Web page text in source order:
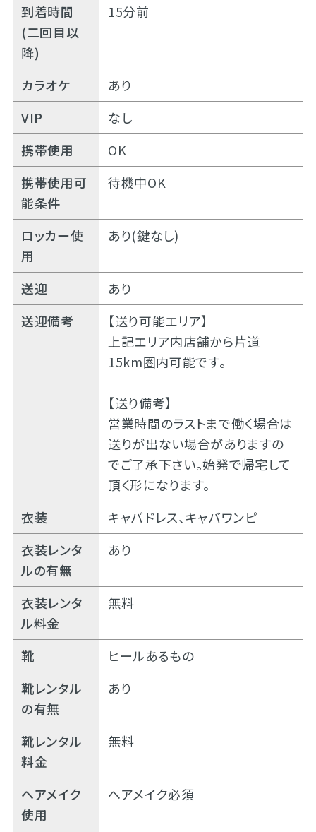
到着時間
(二回目以
降)
15分前
カラオケ
あり
VIP
なし
携帯使用
OK
携帯使用可
能条件
待機中OK
ロッカー使
用
あり(鍵なし)
送迎
あり
送迎備考
【送り可能エリア】
上記エリア内店舗から片道
15km圏内可能です。
【送り備考】
営業時間のラストまで働く場合は
送りが出ない場合がありますの
でご了承下さい。始発で帰宅して
頂く形になります。
衣装
キャバドレス、キャバワンピ
衣装レンタ
ルの有無
あり
衣装レンタ
ル料金
無料
靴
ヒールあるもの
靴レンタル
の有無
あり
靴レンタル
料金
無料
ヘアメイク
使用
ヘアメイク必須